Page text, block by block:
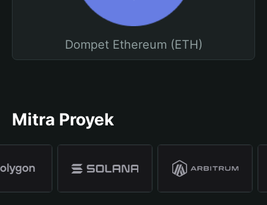
Dompet Ethereum (ETH)
Mitra Proyek